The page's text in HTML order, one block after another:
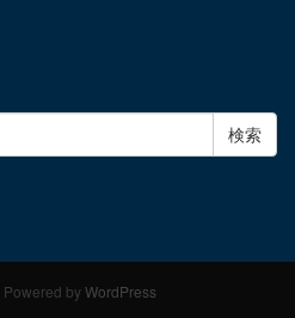
Powered byWordPress